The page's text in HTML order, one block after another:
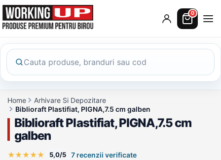
0
Home
Arhivare Si Depozitare
Biblioraft Plastifiat, PIGNA,7.5 cm galben
Biblioraft Plastifiat, PIGNA,7.5 cm
galben
★★★★★ 5,0/5 7 recenzii verificate